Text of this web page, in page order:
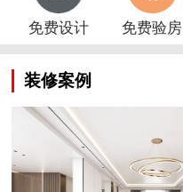
免费设计 免费验房
装修案例